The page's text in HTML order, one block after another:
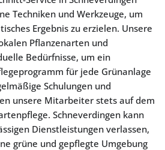
Techniken und Werkzeuge, um
Ergebnis zu erzielen. Unsere
Pflanzenarten und
Bedürfnisse, um ein
für jede Grünanlage
Schulungen und
unsere Mitarbeiter stets auf dem
Schneverdingen kann
Dienstleistungen verlassen,
grüne und gepflegte Umgebung